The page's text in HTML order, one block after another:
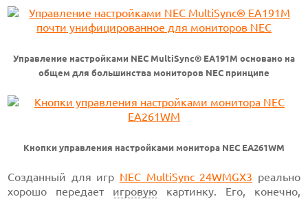
Управление настройками NEC MultiSync® EA191M основано на
общем для большинства мониторов NEC принципе
Кнопки управления настройками монитора NEC EA261WM
Созданный для игр NEC MultiSync 24WMGX3 реально
хорошо передает игровую картинку. Его, конечно,